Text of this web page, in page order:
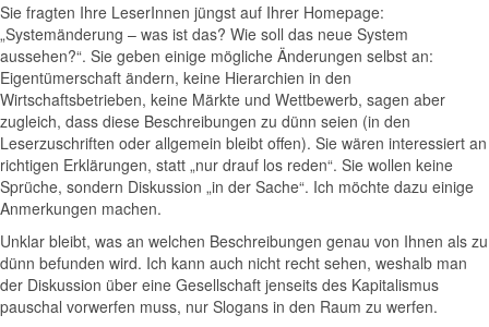
Sie fragten Ihre LeserInnen jüngst auf Ihrer Homepage:
„Systemänderung – was ist das? Wie soll das neue System
aussehen?“. Sie geben einige mögliche Änderungen selbst an:
Eigentümerschaft ändern, keine Hierarchien in den
Wirtschaftsbetrieben, keine Märkte und Wettbewerb, sagen aber
zugleich, dass diese Beschreibungen zu dünn seien (in den
Leserzuschriften oder allgemein bleibt offen). Sie wären interessiert an
richtigen Erklärungen, statt „nur drauf los reden“. Sie wollen keine
Sprüche, sondern Diskussion „in der Sache“. Ich möchte dazu einige
Anmerkungen machen.
Unklar bleibt, was an welchen Beschreibungen genau von Ihnen als zu
dünn befunden wird. Ich kann auch nicht recht sehen, weshalb man
der Diskussion über eine Gesellschaft jenseits des Kapitalismus
pauschal vorwerfen muss, nur Slogans in den Raum zu werfen.